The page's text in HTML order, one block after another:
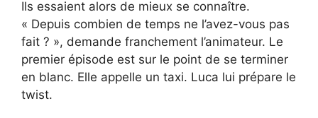
Ils essaient alors de mieux se connaître.
« Depuis combien de temps ne l’avez-vous pas
fait ? », demande franchement l’animateur. Le
premier épisode est sur le point de se terminer
en blanc. Elle appelle un taxi. Luca lui prépare le
twist.